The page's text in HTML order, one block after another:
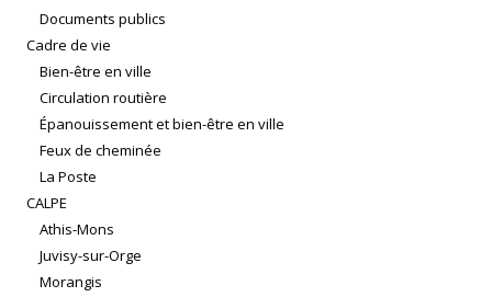
Documents publics
Cadre de vie
Bien-être en ville
Circulation routière
Épanouissement et bien-être en ville
Feux de cheminée
La Poste
CALPE
Athis-Mons
Juvisy-sur-Orge
Morangis